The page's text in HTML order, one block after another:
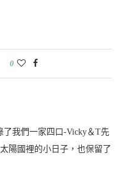
0
了我們一家四口-Vicky＆T先
陽國裡的小日子，也保留了